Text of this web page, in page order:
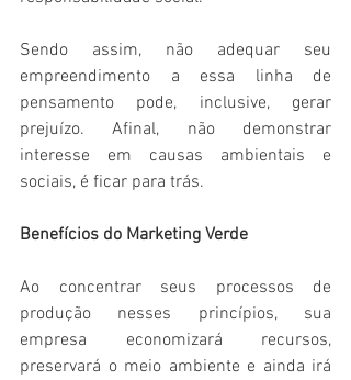
Sendo assim, não adequar seu
empreendimento a essa linha de
pensamento pode, inclusive, gerar
prejuízo. Afinal, não demonstrar
interesse em causas ambientais e
sociais, é ficar para trás.
Benefícios do Marketing Verde
Ao concentrar seus processos de
produção nesses princípios, sua
empresa economizará recursos,
preservará o meio ambiente e ainda irá